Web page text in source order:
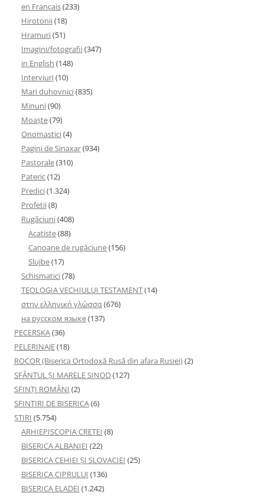
en Français(233)
Hirotonii(18)
Hramuri(51)
Imagini/fotografii(347)
in English (148)
Interviuri(10)
Mari duhovnici(835)
Minuni(90)
Moaşte(79)
Onomastici(4)
Pagini de Sinaxar(934)
Pastorale(310)
Pateric(12)
Predici(1.324)
Profetii(8)
Rugăciuni(408)
Acatiste(88)
Canoane de rugăciune(156)
Slujbe(17)
Schismatici(78)
TEOLOGIA VECHIULUI TESTAMENT(14)
στην ελληνική γλώσσα(676)
на русском языке(137)
PECERSKA(36)
PELERINAJE(18)
ROCOR (Biserica Ortodoxă Rusă din afara Rusiei)(2)
SFÂNTUL ȘI MARELE SINOD(127)
SFINȚI ROMÂNI (2)
SFINTIRI DE BISERICA(6)
ŞTIRI (5.754)
ARHIEPISCOPIA CRETEI (8)
BISERICA ALBANIEI (22)
BISERICA CEHIEI ŞI SLOVACIEI (25)
BISERICA CIPRULUI (136)
BISERICA ELADEI (1.242)